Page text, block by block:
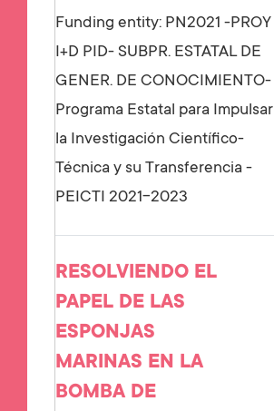
Funding entity: PN2021 -PROY
I+D PID- SUBPR. ESTATAL DE
GENER. DE CONOCIMIENTO-
Programa Estatal para Impulsar
la Investigación Científico-
Técnica y su Transferencia -
PEICTI 2021-2023
RESOLVIENDO EL
PAPEL DE LAS
ESPONJAS
MARINAS EN LA
BOMBA DE